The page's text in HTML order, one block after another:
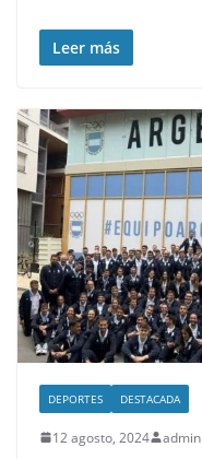
Leer más
DEPORTES DESTACADA
12 agosto, 2024 admin